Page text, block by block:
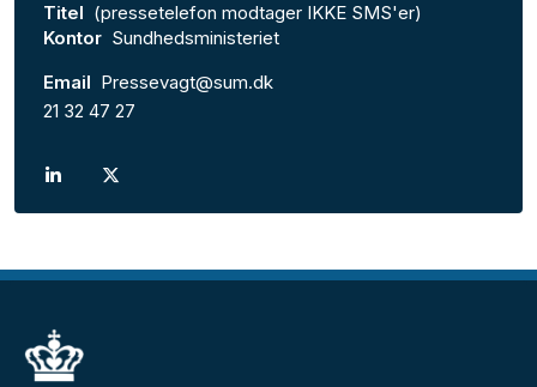
Titel (pressetelefon modtager IKKE SMS'er)
Kontor Sundhedsministeriet
Email Pressevagt@sum.dk
21 32 47 27